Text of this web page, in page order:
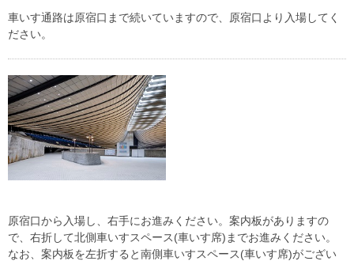
車いす通路は原宿口まで続いていますので、原宿口より入場してく
ださい。
原宿口から入場し、右手にお進みください。案内板がありますの
で、右折して北側車いすスペース(車いす席)までお進みください。
なお、案内板を左折すると南側車いすスペース(車いす席)がござい